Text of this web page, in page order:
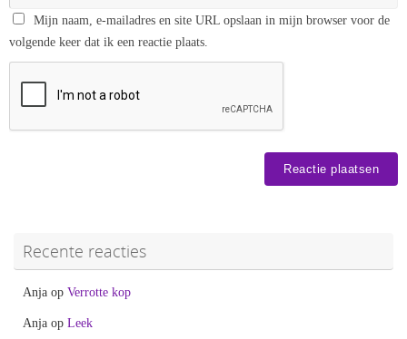
Mijn naam, e-mailadres en site URL opslaan in mijn browser voor de
volgende keer dat ik een reactie plaats.
Recente reacties
Anja op Verrotte kop
Anja op Leek